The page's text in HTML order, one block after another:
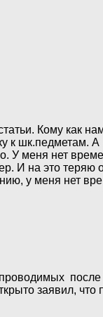
Кому как
к шк.педметам.
У меня нет
И на это теряю
у меня нет
заявил,